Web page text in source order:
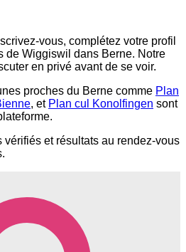
vous, complétez votre profil
de Wiggiswil dans Berne. Notre
en privé avant de se voir.
proches du Berne comme Plan
, et Plan cul Konolfingen sont
vérifiés et résultats au rendez-vous